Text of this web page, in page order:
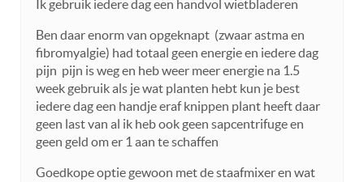
Ik gebruik iedere dag een handvol wietbladeren
Ben daar enorm van opgeknapt (zwaar astma en
fibromyalgie) had totaal geen energie en iedere dag
pijn pijn is weg en heb weer meer energie na 1.5
week gebruik als je wat planten hebt kun je best
iedere dag een handje eraf knippen plant heeft daar
geen last van al ik heb ook geen sapcentrifuge en
geen geld om er 1 aan te schaffen
Goedkope optie gewoon met de staafmixer en wat